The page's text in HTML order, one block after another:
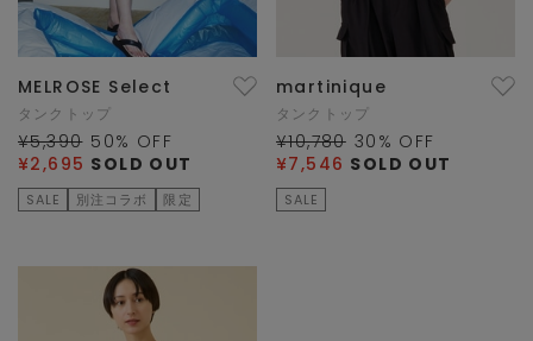
MELROSE Select
タンクトップ
¥5,390 50% OFF
¥2,695 SOLD OUT
SALE 別注コラボ 限定
martinique
タンクトップ
¥10,780 30 % OFF
¥7,546 SOLD OUT
SALE